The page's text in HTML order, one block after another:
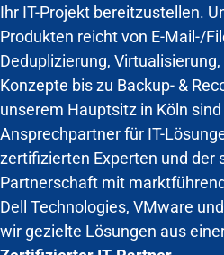
Ihr IT-Projekt bereitzustellen.
Produkten reicht von E-Mail-/
Deduplizierung,
Konzepte bis zu Backup- &
unserem Hauptsitz in Köln
Ansprechpartner für IT-
zertifizierten Experten und der
Partnerschaft mit
Dell Technologies, VMware
wir gezielte Lösungen aus